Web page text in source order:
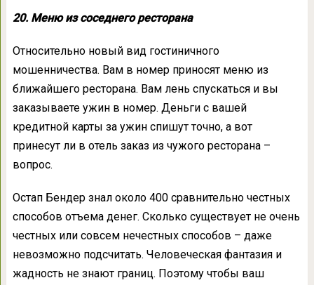
20. Меню из соседнего ресторана
Относительно новый вид гостиничного
мошенничества. Вам в номер приносят меню из
ближайшего ресторана. Вам лень спускаться и вы
заказываете ужин в номер. Деньги с вашей
кредитной карты за ужин спишут точно, а вот
принесут ли в отель заказ из чужого ресторана –
вопрос.
Остап Бендер знал около 400 сравнительно честных
способов отъема денег. Сколько существует не очень
честных или совсем нечестных способов – даже
невозможно подсчитать. Человеческая фантазия и
жадность не знают границ. Поэтому чтобы ваш